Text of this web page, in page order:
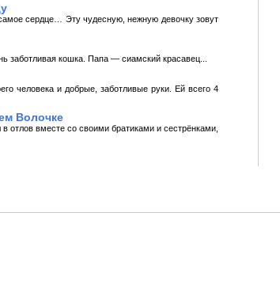
сердце… Эту чудесную, нежную девочку зовут
кошка. Папа — сиамский красавец...
человека и добрые, заботливые руки. Ей всего 4
Волочке
отлов вместе со своими братиками и сестрёнками,